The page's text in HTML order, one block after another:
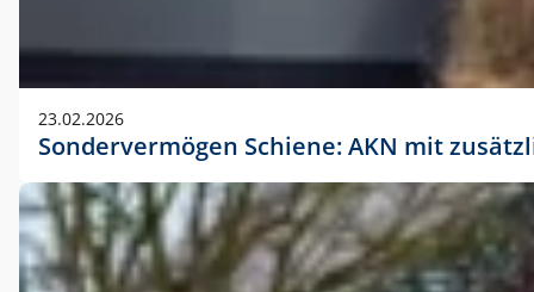
23.02.2026
Sondervermögen Schiene: AKN mit